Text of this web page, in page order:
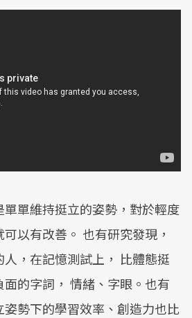
單維持挺立的姿勢，對於輕度
以有改善。 也有研究發現，
，在記憶測試上， 比體態挺
的字詞， 情緒、字眼。也有
勢下的學習效率、創造力也比